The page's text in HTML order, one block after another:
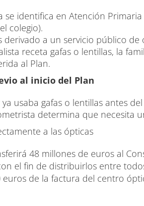
se identifica en Atención
colegio).
derivado a un servicio público de
receta gafas o lentillas, la
al Plan.
al inicio del Plan
usaba gafas o lentillas antes
determina que necesita
a las ópticas
48 millones de euros al
el fin de distribuirlos entre
euros de la factura del centro